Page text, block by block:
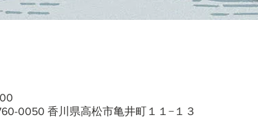
0050 香川県高松市亀井町１１−１３